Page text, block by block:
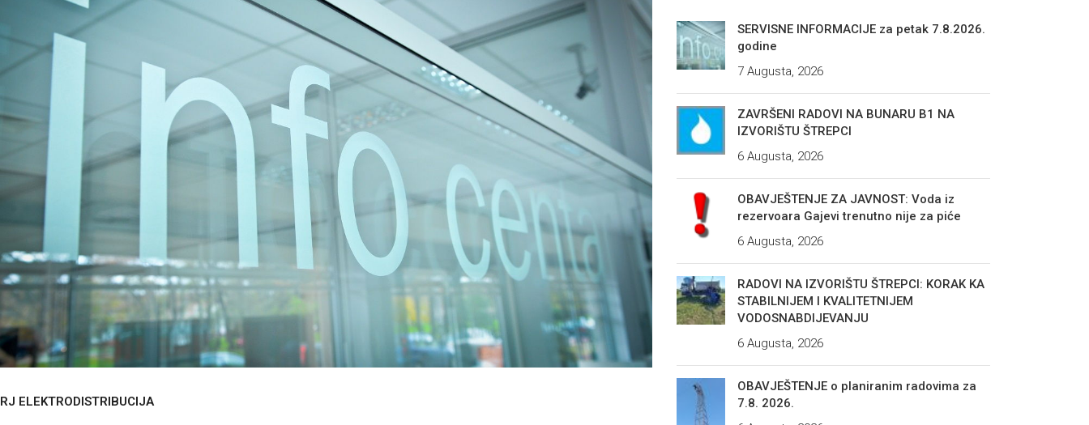
RJ ELEKTRODISTRIBUCIJA
SERVISNE INFORMACIJE za petak 7.8.2026.
godine
7 Augusta, 2026
ZAVRŠENI RADOVI NA BUNARU B1 NA
IZVORIŠTU ŠTREPCI
6 Augusta, 2026
OBAVJEŠTENJE ZA JAVNOST: Voda iz
rezervoara Gajevi trenutno nije za piće
6 Augusta, 2026
RADOVI NA IZVORIŠTU ŠTREPCI: KORAK KA
STABILNIJEM I KVALITETNIJEM
VODOSNABDIJEVANJU
6 Augusta, 2026
OBAVJEŠTENJE o planiranim radovima za
7.8. 2026.